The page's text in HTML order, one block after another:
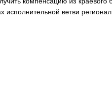
исполнительной ветви